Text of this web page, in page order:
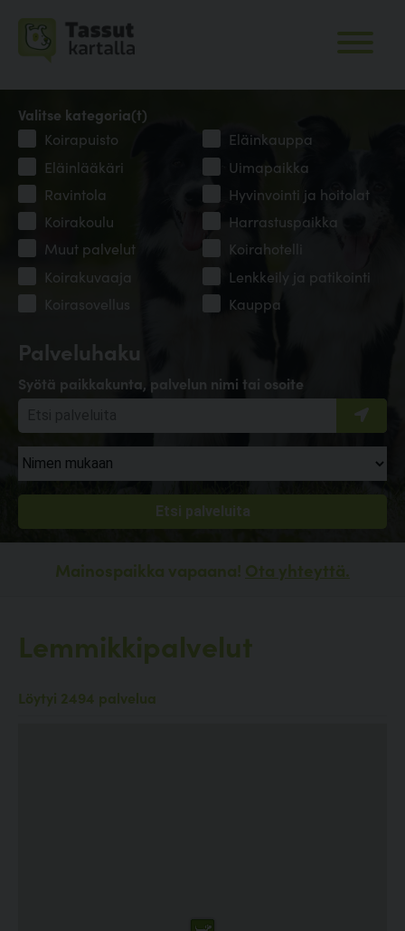
Palveluhaku
Syötä paikkakunta, palvelun nimi tai osoite
Valitse kategoria(t)
Koirapuisto
Eläinkauppa
Eläinlääkäri
Uimapaikka
Ravintola
Hyvinvointi ja hoitolat
Koirakoulu
Harrastuspaikka
Muut palvelut
Koirahotelli
Koirakuvaaja
Lenkkeily ja patikointi
Koirasovellus
Kauppa
Mainospaikka vapaana! Ota yhteyttä.
Lemmikkipalvelut
Löytyi 2494 palvelua